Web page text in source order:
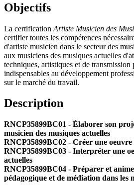
Objectifs
La certification Artiste Musicien des
certifier toutes les compétences
d'artiste musicien dans le secteur des
aux musiciens des musiques actuelles
techniques, artistiques et de
indispensables au développement
sur le marché du travail.
Description
RNCP35899BC01 - Élaborer son
musicien des musiques actuelles
RNCP35899BC02 - Créer une oeuvre
RNCP35899BC03 - Interpréter une
actuelles
RNCP35899BC04 - Préparer et
pédagogique et de médiation dans les